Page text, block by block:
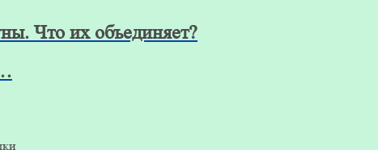
Что их объединяет?